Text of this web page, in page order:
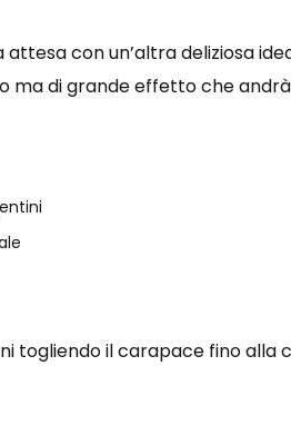
con un’altra deliziosa
ma di grande effetto che
togliendo il carapace fino alla